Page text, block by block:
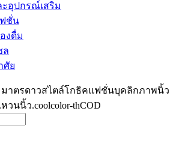
อุปกรณ์เสริม
ฟชั่น
งดื่ม
ล
ศัย
าตรดาวสไตล์โกธิคแฟชั่นบุคลิกภาพนิ้ว
นนิ้ว.coolcolor-thCOD